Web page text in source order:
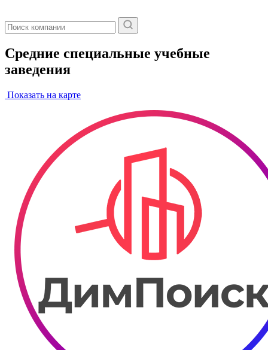
Средние специальные учебные
заведения
Показать на карте